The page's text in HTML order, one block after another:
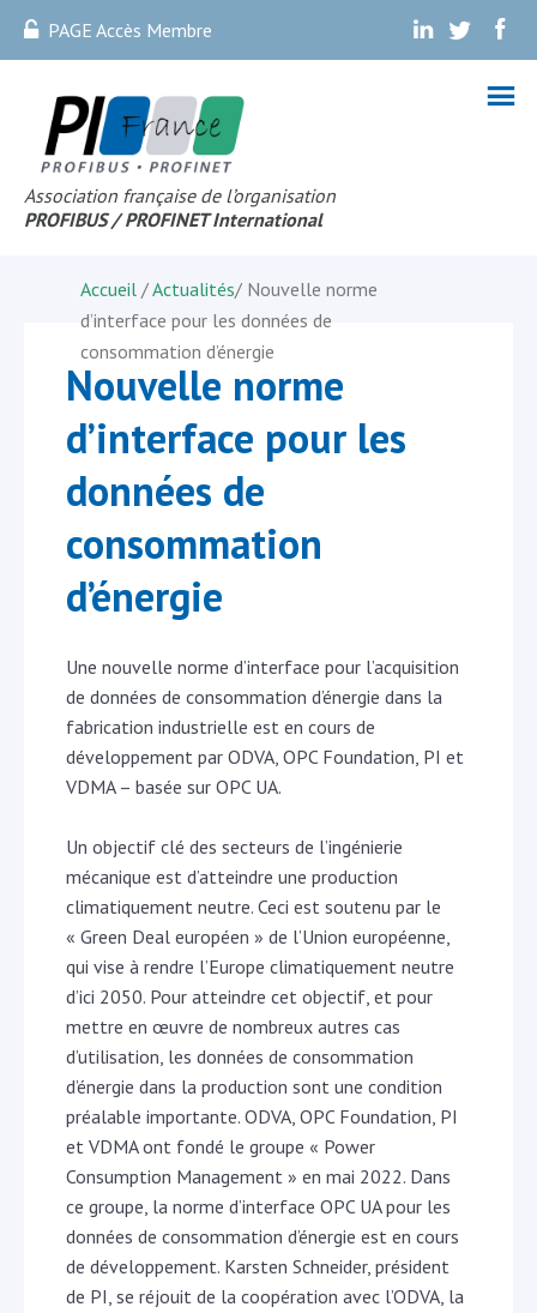
PAGE Accès Membre . . .
Association française de l’organisation
PROFIBUS / PROFINET International
Accueil /Actualités/ Nouvelle norme
d’interface pour les données de
consommation d’énergie
Nouvelle norme
d’interface pour les
données de
consommation
d’énergie
Une nouvelle norme d’interface pour l’acquisition
de données de consommation d’énergie dans la
fabrication industrielle est en cours de
développement par ODVA, OPC Foundation, PI et
VDMA – basée sur OPC UA.
Un objectif clé des secteurs de l’ingénierie
mécanique est d’atteindre une production
climatiquement neutre. Ceci est soutenu par le
« Green Deal européen » de l’Union européenne,
qui vise à rendre l’Europe climatiquement neutre
d’ici 2050. Pour atteindre cet objectif, et pour
mettre en œuvre de nombreux autres cas
d’utilisation, les données de consommation
d’énergie dans la production sont une condition
préalable importante. ODVA, OPC Foundation, PI
et VDMA ont fondé le groupe « Power
Consumption Management » en mai 2022. Dans
ce groupe, la norme d’interface OPC UA pour les
données de consommation d’énergie est en cours
de développement. Karsten Schneider, président
de PI, se réjouit de la coopération avec l’ODVA, la